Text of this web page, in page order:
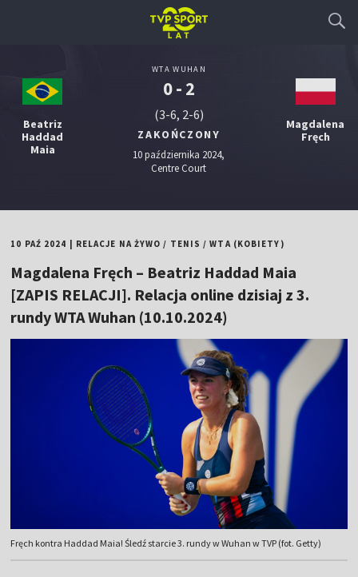
Beatriz
Haddad
Maia
WTA WUHAN
0 - 2
(3-6, 2-6)
ZAKOŃCZONY
10 października 2024,
Centre Court
Magdalena
Fręch
10 PAŹ 2024 RELACJE NA ŻYWO / TENIS /WTA (KOBIETY)
Magdalena Fręch – Beatriz Haddad Maia
[ZAPIS RELACJI]. Relacja online dzisiaj z 3.
rundy WTA Wuhan (10.10.2024)
Fręch kontra Haddad Maia! Śledź starcie 3. rundy w Wuhan w TVP (fot. Getty)